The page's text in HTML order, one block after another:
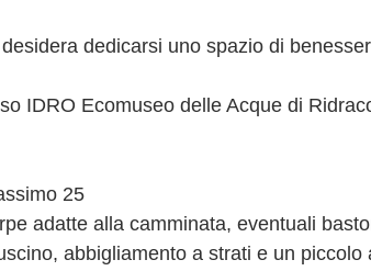
dedicarsi uno spazio di
IDRO Ecomuseo delle Acque di
25
adatte alla camminata, eventuali
abbigliamento a strati e un piccolo